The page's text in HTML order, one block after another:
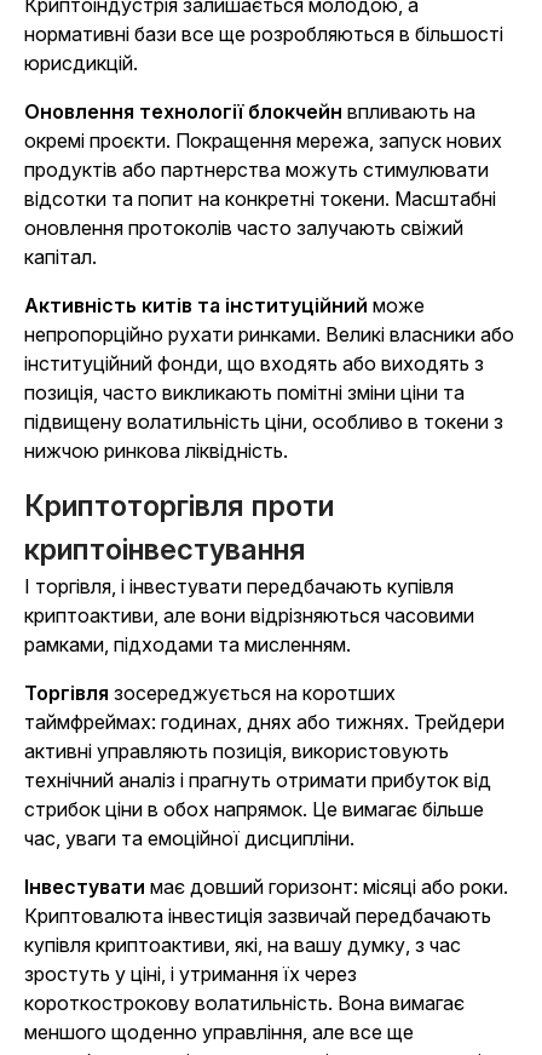
Криптоіндустрія залишається молодою, а
нормативні бази все ще розробляються в більшості
юрисдикцій.
Оновлення технології блокчейн впливають на
окремі проєкти. Покращення мережа, запуск нових
продуктів або партнерства можуть стимулювати
відсотки та попит на конкретні токени. Масштабні
оновлення протоколів часто залучають свіжий
капітал.
Активність китів та інституційний може
непропорційно рухати ринками. Великі власники або
інституційний фонди, що входять або виходять з
позиція, часто викликають помітні зміни ціни та
підвищену волатильність ціни, особливо в токени з
нижчою ринкова ліквідність.
Криптоторгівля проти
криптоінвестування
І торгівля, і інвестувати передбачають купівля
криптоактиви, але вони відрізняються часовими
рамками, підходами та мисленням.
Торгівля зосереджується на коротших
таймфреймах: годинах, днях або тижнях. Трейдери
активні управляють позиція, використовують
технічний аналіз і прагнуть отримати прибуток від
стрибок ціни в обох напрямок. Це вимагає більше
час, уваги та емоційної дисципліни.
Інвестувати має довший горизонт: місяці або роки.
Криптовалюта інвестиція зазвичай передбачають
купівля криптоактиви, які, на вашу думку, з час
зростуть у ціні, і утримання їх через
короткострокову волатильність. Вона вимагає
меншого щоденно управління, але все ще